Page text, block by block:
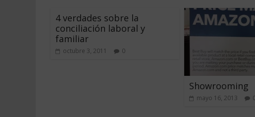
4 verdades sobre la
conciliación laboral y
familiar
octubre 3, 2011 0
Showrooming
mayo 16, 2013